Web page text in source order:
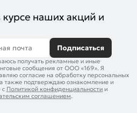
курсе наших акций и
почта Подписаться
получать рекламные и иные
сообщения от ООО «169». Я
согласие на обработку персональных
также подтверждаю ознакомление и
с Политикой конфиденциальности и
соглашением.